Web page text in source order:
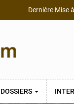
Dernière Mise
DOSSIERS